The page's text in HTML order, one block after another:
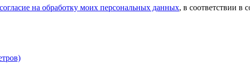
согласие на обработку моих персональных данных, в соответствии в